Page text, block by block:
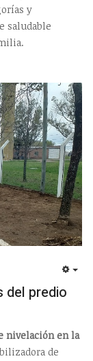
y
saludable
del predio
nivelación en la
de